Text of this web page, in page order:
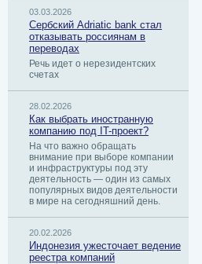
03.03.2026
Сербский ​Adriatic bank стал
отказывать россиянам в
переводах
Речь идет о нерезидентских
счетах
28.02.2026
Как выбрать иностранную
компанию под IT-проект?
На что важно обращать
внимание при выборе компании
и инфраструктуры под эту
деятельность — один из самых
популярных видов деятельности
в мире на сегодняшний день.
20.02.2026
Индонезия ужесточает ведение
реестра компаний